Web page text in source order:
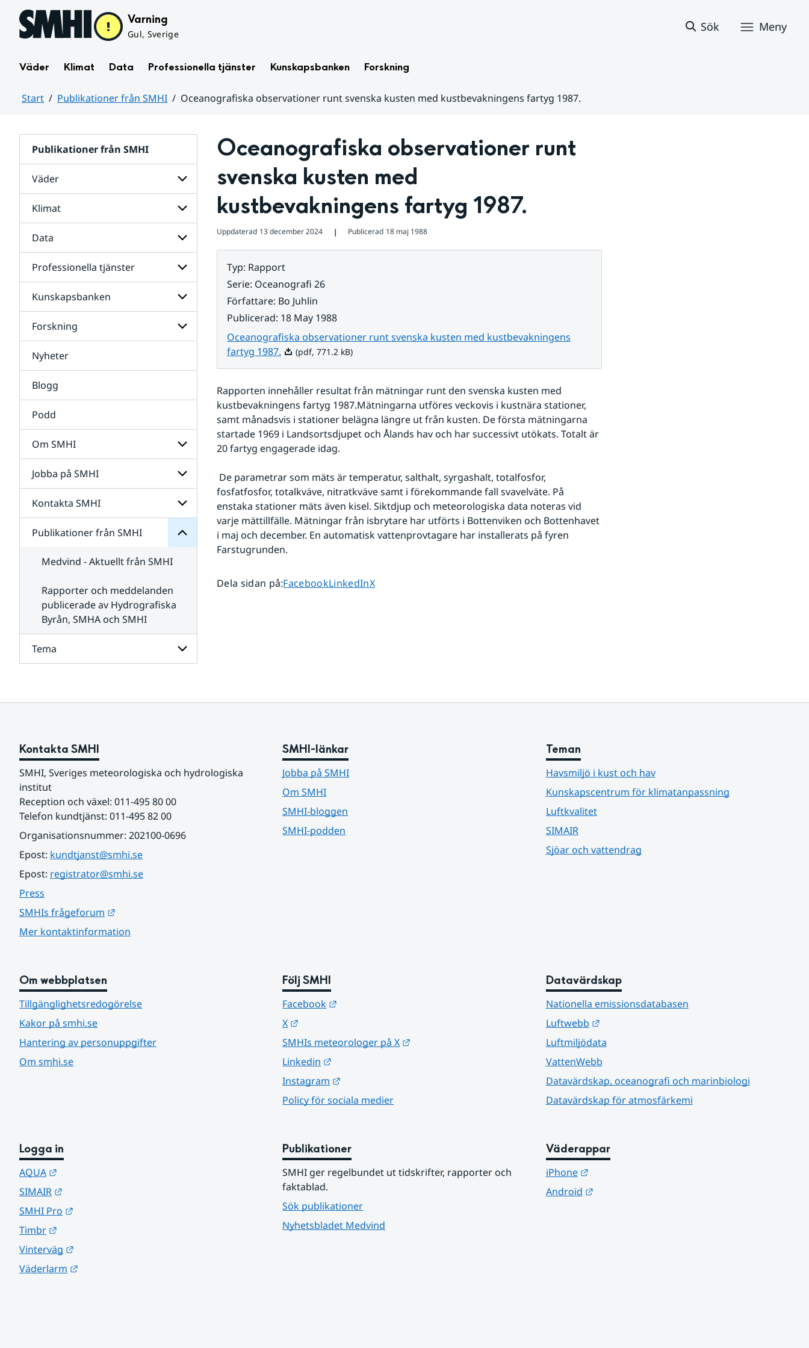
Hoppa till sidans innehåll Varning
Gul, Sverige
Sök Meny
Väder Klimat Data Professionella tjänster Kunskapsbanken Forskning
Start Publikationer från SMHI
Oceanografiska observationer runt svenska kusten med kustbevakningens fartyg 1987.
Publikationer från SMHI
Väder
Undersidor
för
Väder
Klimat
Undersidor
för
Klimat
Data
Undersidor
för
Data
Professionella tjänster
Undersidor
för
Professionella
tjänster
Kunskapsbanken
Undersidor
för
Kunskapsbanken
Forskning
för
Nyheter
Blogg
Podd
Om SMHI
Undersidor
för
Om
SMHI
Jobba på SMHI
Undersidor
för
Jobba
på
Kontakta SMHI
Undersidor
Kontakta
SMHI
Publikationer från SMHI
Undersidor
för
Publikationer
från
SMHI
Medvind - Aktuellt från SMHI
Rapporter och meddelanden
publicerade av Hydrografiska
Byrån, SMHA och SMHI
Tema
Tema
Oceanografiska observationer runt
svenska kusten med
kustbevakningens fartyg 1987.
Uppdaterad 13 december 2024 ❘ Publicerad 18 maj 1988
Typ: Rapport
Serie: Oceanografi 26
Författare: Bo Juhlin
Publicerad: 18 May 1988
Oceanografiska observationer runt svenska kusten med kustbevakningens
fartyg 1987.Pdf, 771.2 kB.
(pdf, 771.2 kB)
Rapporten innehåller resultat från mätningar runt den svenska kusten med
kustbevakningens fartyg 1987.Mätningarna utföres veckovis i kustnära stationer,
samt månadsvis i stationer belägna längre ut från kusten. De första mätningarna
startade 1969 i Landsortsdjupet och Ålands hav och har successivt utökats. Totalt är
20 fartyg engagerade idag.
fosfatfosfor, totalkväve, nitratkväve samt i förekommande fall svavelväte. På
enstaka stationer mäts även kisel. Siktdjup och meteorologiska data noteras vid
varje mättillfälle. Mätningar från isbrytare har utförts i Bottenviken och Bottenhavet
i maj och december. En automatisk vattenprovtagare har installerats på fyren
Farstugrunden.
Dela sidan på:Dela sidan på
FacebookDela sidan på
LinkedInDela sidan på
X
Kontakta SMHI
SMHI, Sveriges meteorologiska och hydrologiska
institut
Reception och växel: 011-495 80 00
Telefon kundtjänst: 011-495 82 00
Organisationsnummer: 202100-0696
Epost: kundtjanst@smhi.se
Epost: registrator@smhi.se
Press
SMHIs frågeforum
Mer kontaktinformation
SMHI-länkar
Jobba på SMHI
Om SMHI
SMHI-bloggen
SMHI-podden
Teman
Havsmiljö i kust och hav
Kunskapscentrum för klimatanpassning
Luftkvalitet
SIMAIR
Sjöar och vattendrag
Om webbplatsen
Tillgänglighetsredogörelse
Kakor på smhi.se
Hantering av personuppgifter
Om smhi.se
Följ SMHI
Facebook
X
SMHIs meteorologer på X
Linkedin
Instagram
Policy för sociala medier
Datavärdskap
Nationella emissionsdatabasen
Luftwebb
Länk till annan webbplats.
Luftmiljödata
VattenWebb
Datavärdskap, oceanografi och marinbiologi
Datavärdskap för atmosfärkemi
Logga in
AQUA
SIMAIR
SMHI Pro
Timbr
Vinterväg
Väderlarm
Publikationer
SMHI ger regelbundet ut tidskrifter, rapporter och
faktablad.
Sök publikationer
Nyhetsbladet Medvind
Väderappar
iPhone
Länk till annan webbplats.
Android
Länk till annan webbplats.